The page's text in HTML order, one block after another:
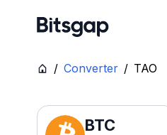
/ Converter / TAO
BTC